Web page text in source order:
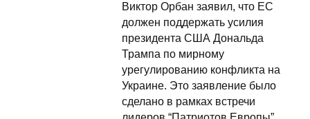
Виктор Орбан заявил, что ЕС
должен поддержать усилия
президента США Дональда
Трампа по мирному
урегулированию конфликта на
Украине. Это заявление было
сделано в рамках встречи